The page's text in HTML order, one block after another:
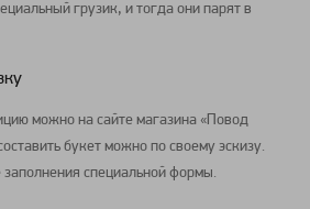
грузик, и тогда они парят в
можно на сайте магазина «Повод
букет можно по своему эскизу.
специальной формы.